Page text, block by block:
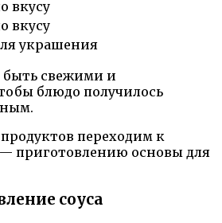
вкусу
вкусу
украшения
свежими и
блюдо получилось
переходим к
приготовлению основы для
соуса